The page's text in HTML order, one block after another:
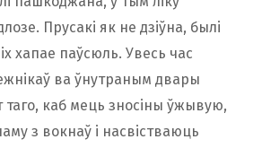
Прусакі як не дзіўна, былі
хапае паўсюль. Увесь час
ва ўнутраным двары
таго, каб мець зносіны ўжывую,
з вокнаў і насвістваюць